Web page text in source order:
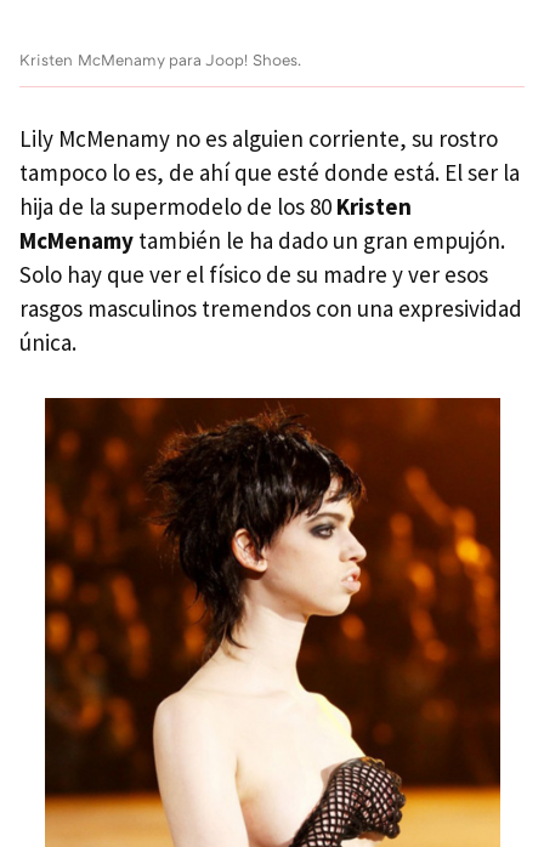
Kristen McMenamy para Joop! Shoes.
Lily McMenamy no es alguien corriente, su rostro
tampoco lo es, de ahí que esté donde está. El ser la
hija de la supermodelo de los 80 Kristen
McMenamy también le ha dado un gran empujón.
Solo hay que ver el físico de su madre y ver esos
rasgos masculinos tremendos con una expresividad
única.